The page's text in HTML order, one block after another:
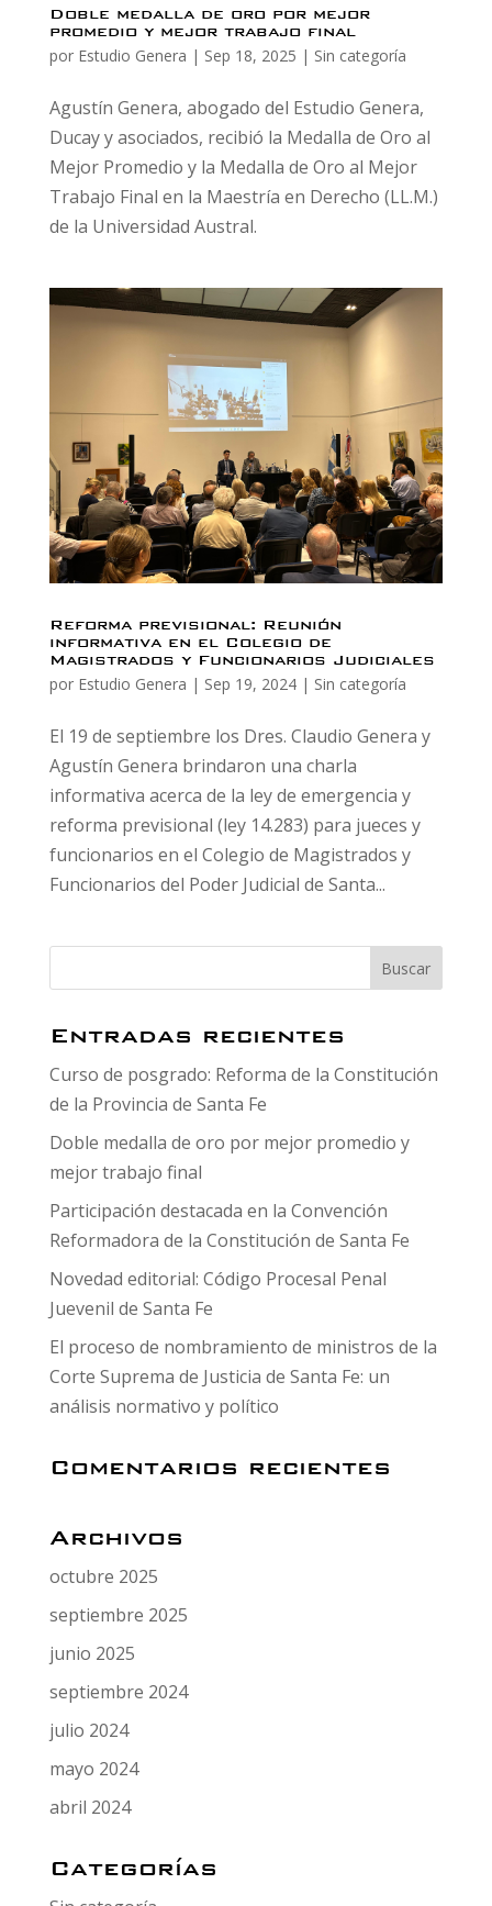
Doble medalla de oro por mejor
promedio y mejor trabajo final
por Estudio Genera | Sep 18, 2025 | Sin categoría
Agustín Genera, abogado del Estudio Genera,
Ducay y asociados, recibió la Medalla de Oro al
Mejor Promedio y la Medalla de Oro al Mejor
Trabajo Final en la Maestría en Derecho (LL.M.)
de la Universidad Austral.
Reforma previsional: Reunión
informativa en el Colegio de
Magistrados y Funcionarios Judiciales
por Estudio Genera | Sep 19, 2024| Sin categoría
El 19 de septiembre los Dres. Claudio Genera y
Agustín Genera brindaron una charla
informativa acerca de la ley de emergencia y
reforma previsional (ley 14.283) para jueces y
funcionarios en el Colegio de Magistrados y
Funcionarios del Poder Judicial de Santa...
Entradas recientes
Curso de posgrado: Reforma de la Constitución
de la Provincia de Santa Fe
Doble medalla de oro por mejor promedio y
mejor trabajo final
Participación destacada en la Convención
Reformadora de la Constitución de Santa Fe
Novedad editorial: Código Procesal Penal
Juevenil de Santa Fe
El proceso de nombramiento de ministros de la
Corte Suprema de Justicia de Santa Fe: un
análisis normativo y político
Comentarios recientes
Archivos
octubre 2025
septiembre 2025
junio 2025
septiembre 2024
julio 2024
mayo 2024
abril 2024
Categorías